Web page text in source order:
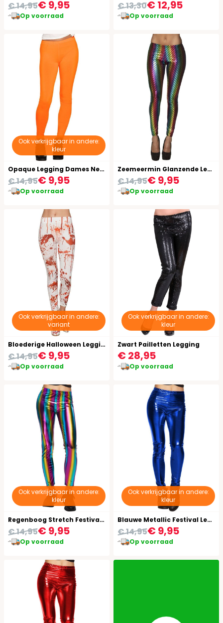
€ 9,95
€ 14,95
Op voorraad
€ 12,95
€ 13,30
Op voorraad
Ook verkrijgbaar in andere:
kleur
Opaque Legging Dames Neon Oranje
€ 9,95
€ 14,95
Op voorraad
Zeemeermin Glanzende Legging
€ 9,95
€ 14,95
Op voorraad
Ook verkrijgbaar in andere:
variant
Bloederige Halloween Legging Dames
€ 9,95
€ 14,95
Op voorraad
Ook verkrijgbaar in andere:
kleur
Zwart Pailletten Legging
€ 28,95
Op voorraad
Ook verkrijgbaar in andere:
kleur
Regenboog Stretch Festival Legging Dames
€ 9,95
€ 14,95
Op voorraad
Ook verkrijgbaar in andere:
kleur
Blauwe Metallic Festival Legging
€ 9,95
€ 14,95
Op voorraad